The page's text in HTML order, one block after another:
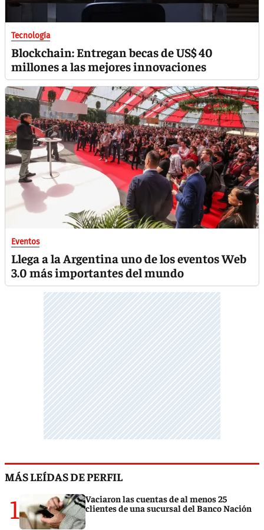
Tecnología
Blockchain: Entregan becas de US$ 40
millones a las mejores innovaciones
Eventos
Llega a la Argentina uno de los eventos Web
3.0 más importantes del mundo
MÁS LEÍDAS DE PERFIL
1
Vaciaron las cuentas de al menos 25
clientes de una sucursal del Banco Nación